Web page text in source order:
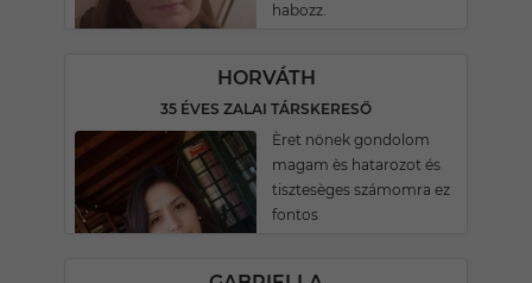
habozz.
HORVÁTH
35 ÉVES ZALAI TÁRSKERESŐ
Èret nönek gondolom
magam ès hatarozot és
tisztesèges számomra ez
fontos